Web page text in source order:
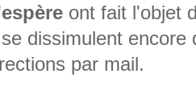
ont fait l'objet
dissimulent
par mail.